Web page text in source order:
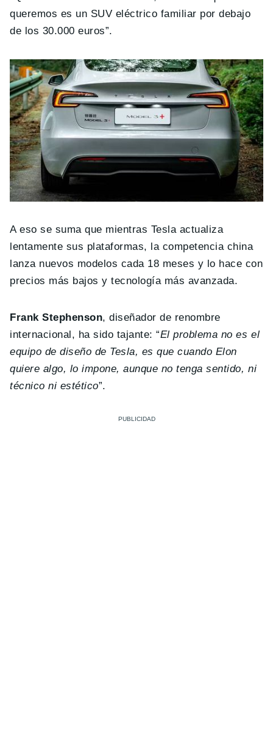
queremos es un SUV eléctrico familiar por debajo
de los 30.000 euros”.
A eso se suma que mientras Tesla actualiza
lentamente sus plataformas, la competencia china
lanza nuevos modelos cada 18 meses y lo hace con
precios más bajos y tecnología más avanzada.
Frank Stephenson, diseñador de renombre
internacional, ha sido tajante: “El problema no es el
equipo de diseño de Tesla, es que cuando Elon
quiere algo, lo impone, aunque no tenga sentido, ni
técnico ni estético”.